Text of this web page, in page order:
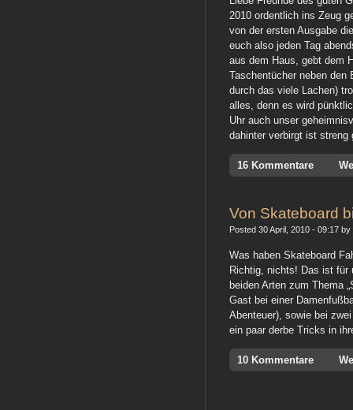
2010 ordentlich ins Zeug
von der ersten Ausgabe
euch also jeden Tag
aus dem Haus, gebt dem
Taschentücher neben den
durch das viele Lachen)
alles, denn es wird
Uhr auch unser
dahinter verbirgt ist
16 Kommentare
Von Skateboard
Posted 30 April, 2010 - 09:17 by
Was haben Skateboard
Richtig, nichts! Das ist für
beiden Arten zum Thema
Gast bei einer
Abenteuer), sowie bei
ein paar derbe Tricks in
10 Kommentare